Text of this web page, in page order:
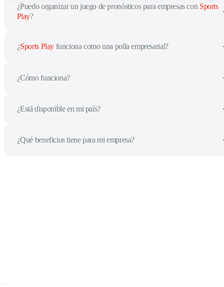
¿Puedo organizar un juego de pronósticos para empresas con Sports
Play?
¿Sports Play funciona como una polla empresarial?
¿Cómo funciona?
¿Está disponible en mi país?
¿Qué beneficios tiene para mi empresa?